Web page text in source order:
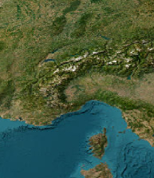
Esplora la Carta